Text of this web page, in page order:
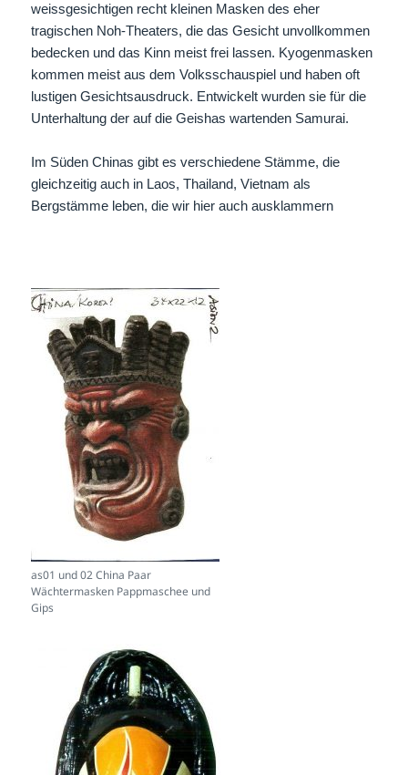
weissgesichtigen recht kleinen Masken des eher
tragischen Noh-Theaters, die das Gesicht unvollkommen
bedecken und das Kinn meist frei lassen. Kyogenmasken
kommen meist aus dem Volksschauspiel und haben oft
lustigen Gesichtsausdruck. Entwickelt wurden sie für die
Unterhaltung der auf die Geishas wartenden Samurai.
Im Süden Chinas gibt es verschiedene Stämme, die
gleichzeitig auch in Laos, Thailand, Vietnam als
Bergstämme leben, die wir hier auch ausklammern
as01 und 02 China Paar
Wächtermasken Pappmaschee und
Gips